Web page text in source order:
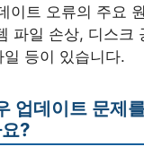
이트 오류의 주요
파일 손상, 디스크
등이 있습니다.
업데이트 문제
?